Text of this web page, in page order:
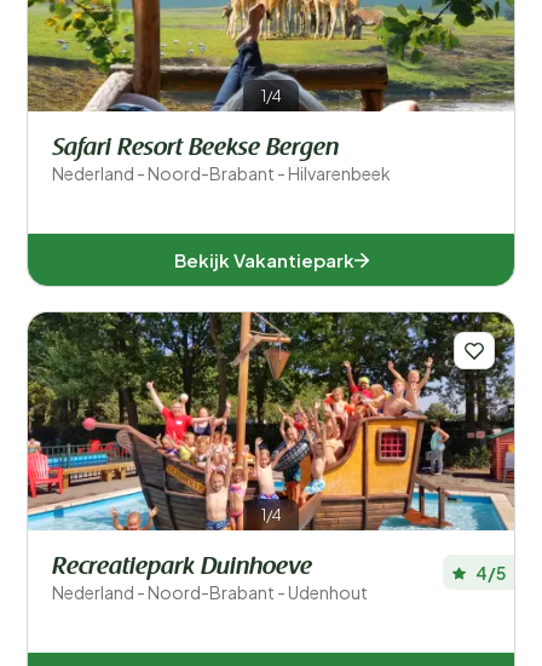
1/4
Safari Resort Beekse Bergen
Nederland - Noord-Brabant - Hilvarenbeek
Bekijk Vakantiepark
1/4
Recreatiepark Duinhoeve
Nederland - Noord-Brabant - Udenhout
4/5